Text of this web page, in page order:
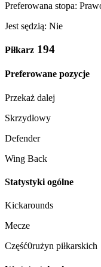
Preferowana stopa:
Jest sędzią: Nie
Piłkarz 194
Preferowane pozycje
Przekaż dalej
Skrzydłowy
Defender
Wing Back
Statystyki ogólne
Kickarounds
Mecze
Część0rużyn piłkarskich